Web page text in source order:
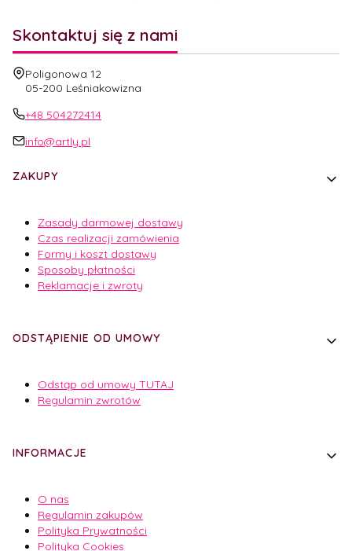
Skontaktuj się z nami
Adres:
Poligonowa 12
05-200 Leśniakowizna
+48 504272414
info@artly.pl
ZAKUPY
Zasady darmowej dostawy
Czas realizacji zamówienia
Formy i koszt dostawy
Sposoby płatności
Reklamacje i zwroty
ODSTĄPIENIE OD UMOWY
Odstąp od umowy TUTAJ
Regulamin zwrotów
INFORMACJE
O nas
Regulamin zakupów
Polityka Prywatności
Polityka Cookies